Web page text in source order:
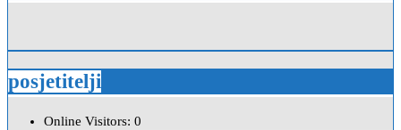
posjetitelji
Online Visitors: 0